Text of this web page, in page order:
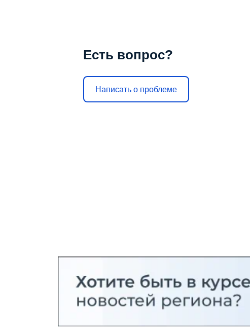
Есть вопрос?
Написать о проблеме